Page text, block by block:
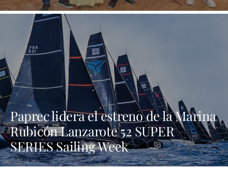
Paprec lidera el estreno de la Marina
Rubicón Lanzarote 52 SUPER
SERIES Sailing Week